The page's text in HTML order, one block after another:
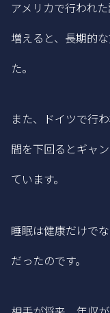
アメリカで行われ
増えると、長期的
た。
また、ドイツで行
間を下回るとギャ
ています。
睡眠は健康だけで
だったのです。